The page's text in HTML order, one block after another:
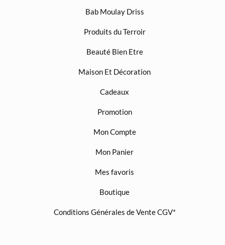
Bab Moulay Driss
Produits du Terroir
Beauté Bien Etre
Maison Et Décoration
Cadeaux
Promotion
Mon Compte
Mon Panier
Mes favoris
Boutique
Conditions Générales de Vente CGV*